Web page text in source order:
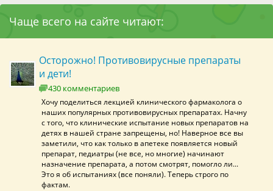
Чаще всего на сайте читают:
Осторожно! Противовирусные препараты
и дети!
430 комментариев
Хочу поделиться лекцией клинического фармаколога о
наших популярных противовирусных препаратах. Начну
с того, что клинические испытание новых препаратов на
детях в нашей стране запрещены, но! Наверное все вы
заметили, что как только в апетеке появляется новый
препарат, педиатры (не все, но многие) начинают
назначение препарата, а потом смотрят, помогло ли...
Это я об испытаниях (все поняли). Теперь строго по
фактам.